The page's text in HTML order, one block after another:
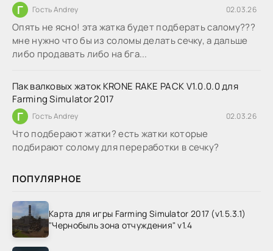
Г Гость Andrey 02.03.26
Опять не ясно! эта жатка будет подберать салому???
мне нужно что бы из соломы делать сечку, а дальше
либо продавать либо на бга...
Пак валковых жаток KRONE RAKE PACK V1.0.0.0 для
Farming Simulator 2017
Г Гость Andrey 02.03.26
Что подберают жатки? есть жатки которые
подбирают солому для переработки в сечку?
ПОПУЛЯРНОЕ
Карта для игры Farming Simulator 2017 (v1.5.3.1)
"Чернобыль зона отчуждения" v1.4